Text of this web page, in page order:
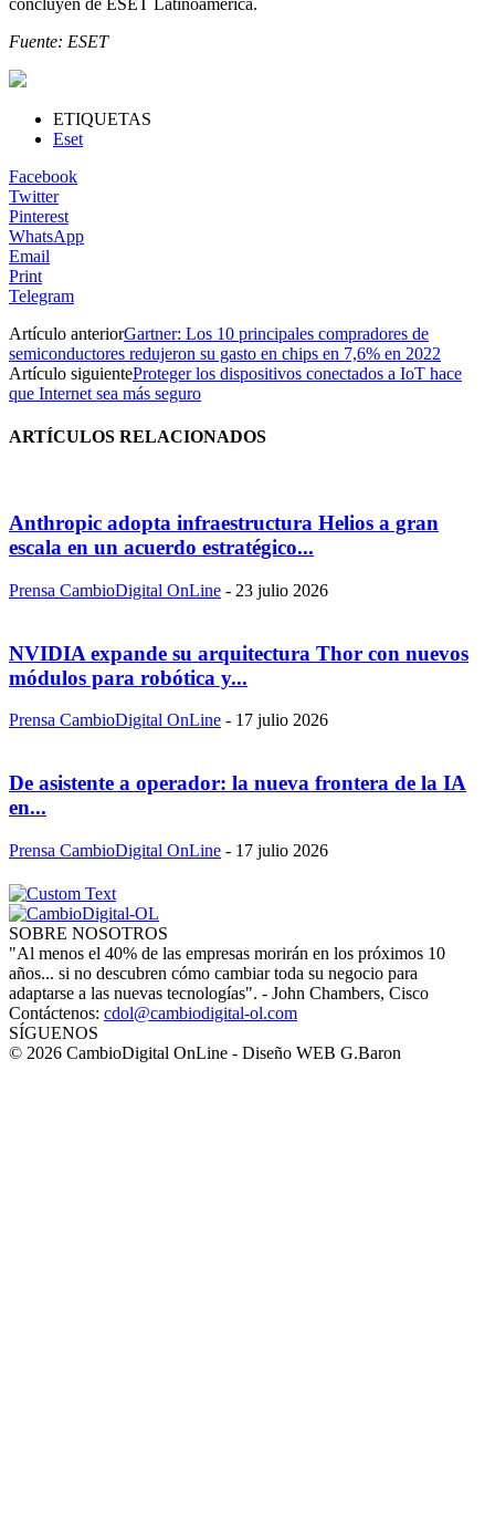
Fuente: ESET
ETIQUETAS
Eset
Facebook
Twitter
Pinterest
WhatsApp
Email
Print
Telegram
Artículo anteriorGartner: Los 10 principales compradores de
semiconductores redujeron su gasto en chips en 7,6% en 2022
Artículo siguienteProteger los dispositivos conectados a IoT hace
que Internet sea más seguro
ARTÍCULOS RELACIONADOS
Anthropic adopta infraestructura Helios a gran
escala en un acuerdo estratégico...
Prensa CambioDigital OnLine - 23 julio 2026
NVIDIA expande su arquitectura Thor con nuevos
módulos para robótica y...
Prensa CambioDigital OnLine - 17 julio 2026
De asistente a operador: la nueva frontera de la IA
en...
Prensa CambioDigital OnLine - 17 julio 2026
SOBRE NOSOTROS
"Al menos el 40% de las empresas morirán en los próximos 10
años... si no descubren cómo cambiar toda su negocio para
adaptarse a las nuevas tecnologías". - John Chambers, Cisco
Contáctenos: cdol@cambiodigital-ol.com
SÍGUENOS
© 2026 CambioDigital OnLine - Diseño WEB G.Baron